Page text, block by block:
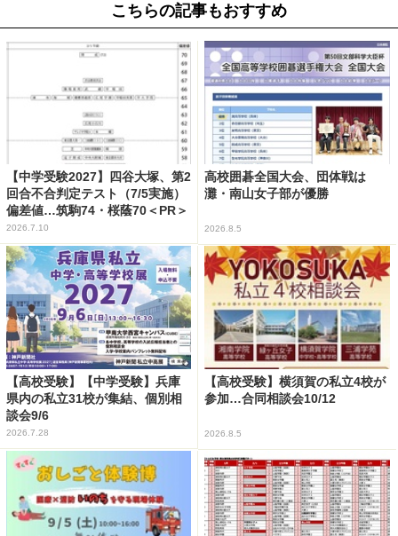
こちらの記事もおすすめ
【中学受験2027】四谷大塚、第2
回合不合判定テスト（7/5実施）
偏差値…筑駒74・桜蔭70＜PR＞
2026.7.10
高校囲碁全国大会、団体戦は
灘・南山女子部が優勝
2026.8.5
【高校受験】【中学受験】兵庫
県内の私立31校が集結、個別相
談会9/6
2026.7.28
【高校受験】横須賀の私立4校が
参加…合同相談会10/12
2026.8.5